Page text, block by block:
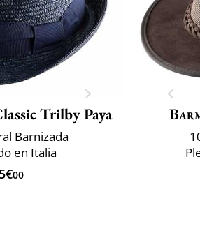
Trilby Paya
Barnizada
en Italia
00